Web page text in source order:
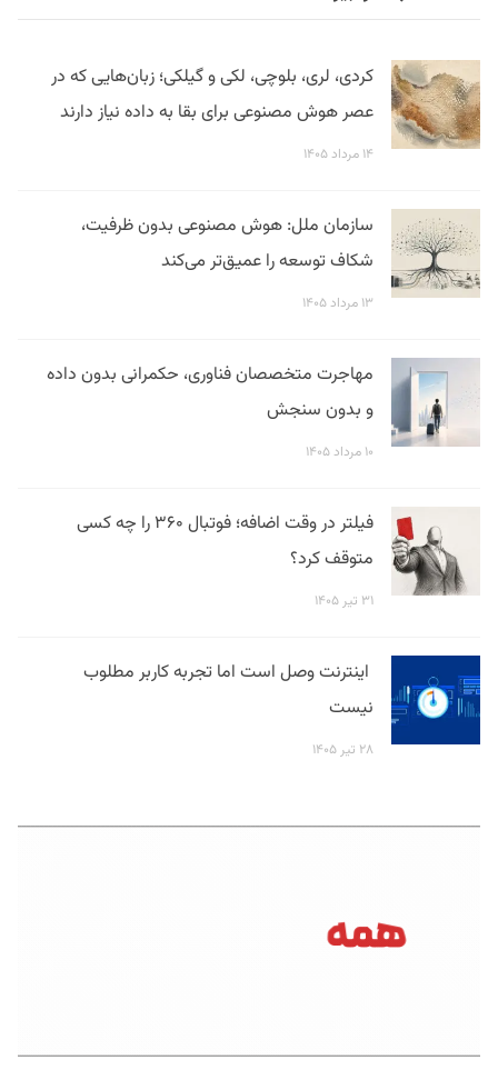
کردی، لری، بلوچی، لکی و گیلکی؛ زبان‌هایی که در
عصر هوش مصنوعی برای بقا به داده نیاز دارند
۱۴ مرداد ۱۴۰۵
سازمان ملل: هوش مصنوعی بدون ظرفیت،
شکاف توسعه را عمیق‌تر می‌کند
۱۳ مرداد ۱۴۰۵
مهاجرت متخصصان فناوری، حکمرانی بدون داده
و بدون سنجش
۱۰ مرداد ۱۴۰۵
فیلتر در وقت اضافه؛ فوتبال ۳۶۰ را چه کسی
متوقف کرد؟
۳۱ تیر ۱۴۰۵
اینترنت وصل است اما تجربه کاربر مطلوب
نیست
۲۸ تیر ۱۴۰۵